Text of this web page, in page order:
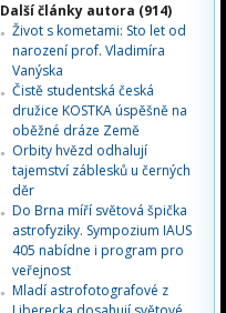
Další články autora (914)
Život s kometami: Sto let od
narození prof. Vladimíra
Vanýska
Čistě studentská česká
družice KOSTKA úspěšně na
oběžné dráze Země
Orbity hvězd odhalují
tajemství záblesků u černých
děr
Do Brna míří světová špička
astrofyziky. Sympozium IAUS
405 nabídne i program pro
veřejnost
Mladí astrofotografové z